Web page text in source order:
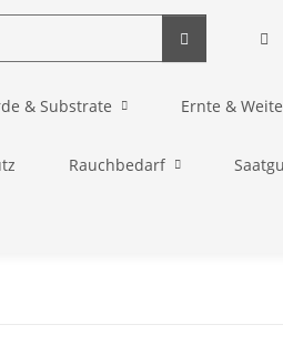
& Substrate Ernte &
Rauchbedarf